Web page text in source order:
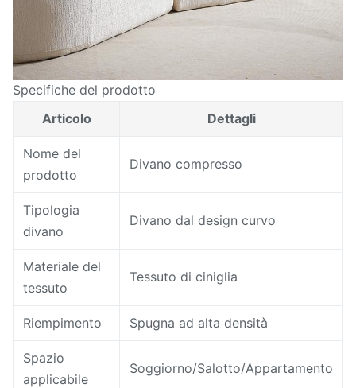
Specifiche del prodotto
Articolo
Dettagli
Nome del
prodotto
Divano compresso
Tipologia
divano
Divano dal design curvo
Materiale del
tessuto
Tessuto di ciniglia
Riempimento Spugna ad alta densità
Spazio
applicabile
Soggiorno/Salotto/Appartamento